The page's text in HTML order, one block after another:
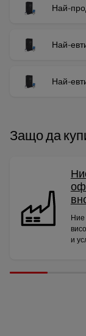
Най-
Най-
Най-
Защо да
Ние
и